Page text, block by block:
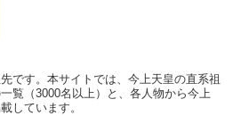
です。本サイトでは、今上天皇の直系祖
覧（3000名以上）と、各人物から今上
しています。